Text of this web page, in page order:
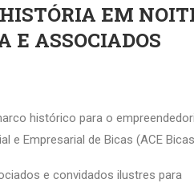
EM
E ASSOCIADOS
histórico para o
e Empresarial de Bicas (ACE
e convidados ilustres para